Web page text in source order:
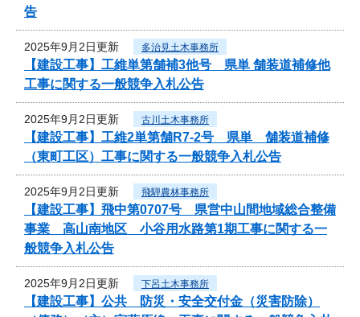
告
2025年9月2日更新 多治見土木事務所
【建設工事】工維単第舗補3他号 県単 舗装道補修他
工事に関する一般競争入札公告
2025年9月2日更新 古川土木事務所
【建設工事】工維2単第舗R7-2号 県単 舗装道補修
（東町工区）工事に関する一般競争入札公告
2025年9月2日更新 飛騨農林事務所
【建設工事】飛中第0707号 県営中山間地域総合整備
事業 高山南地区 小谷用水路第1期工事に関する一
般競争入札公告
2025年9月2日更新 下呂土木事務所
【建設工事】公共 防災・安全交付金（災害防除）